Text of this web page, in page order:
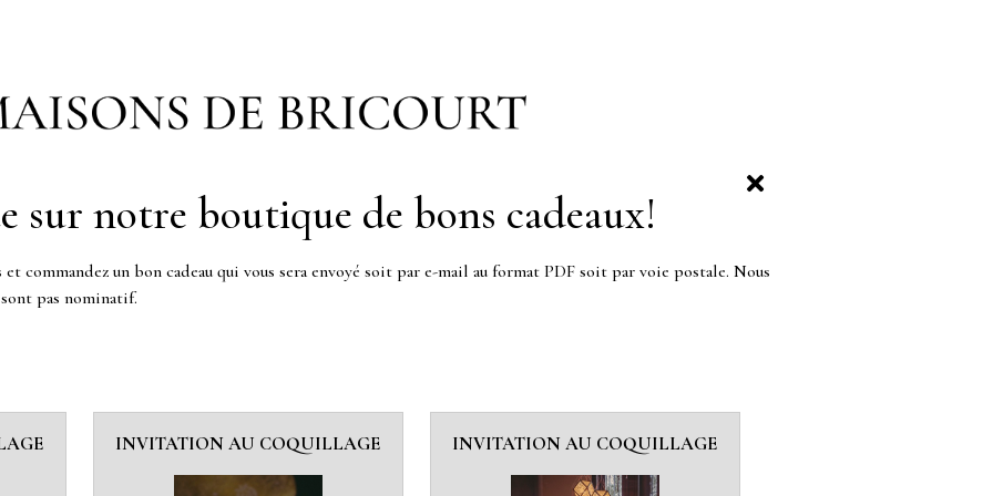
sur notre boutique de bons cadeaux!
commandez un bon cadeau qui vous sera envoyé soit par e-mail au format PDF soit par voie postale. Nous
sont pas nominatif.
INVITATION AU COQUILLAGE INVITATION AU COQUILLAGE